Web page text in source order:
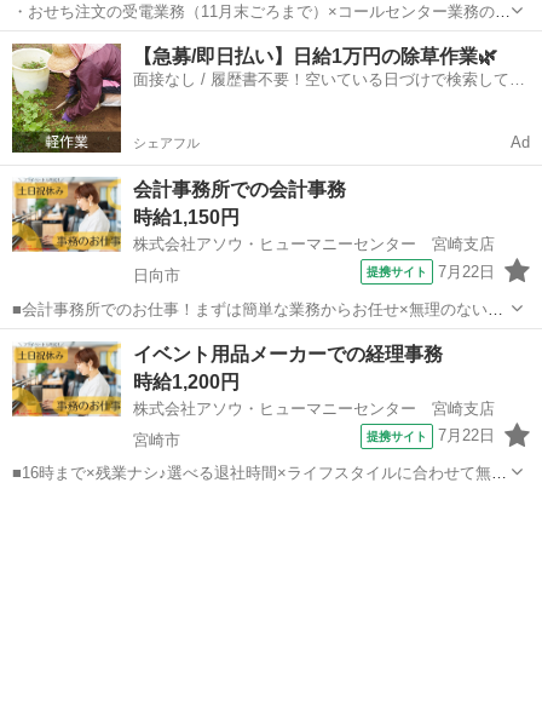
・おせち注文の受電業務（11月末ごろまで）×コールセンター業務の両
方に関われる！ ・「経験は浅いけど挑戦してみたい」そんな方も歓
迎！ ・ しっかりした研修があるので、安心して始められます♪ ・ 土
日祝はお休み♪ メリハリつけ...
宮崎 都城市 都城駅 電話対応
【急募/即日払い】日給1万円の除草作業🌿
面接なし / 履歴書不要！空いている日づけで検索して即
シェアフル Ad
会計事務所での会計事務
時給1,150円
株式会社アソウ・ヒューマニーセンター 宮崎支店
日向市
提携サイト 7月22日
■会計事務所でのお仕事！まずは簡単な業務からお任せ×無理のないペ
ースで安心スタート◎働きながらスキルアップできます♪■日祝お休み
×土曜休みの相談可能！■日向市新生町エリア×車通勤OK！無料駐車場
があり便利◎ 【お仕事内容】...
宮崎 日向市 一般事務
イベント用品メーカーでの経理事務
時給1,200円
株式会社アソウ・ヒューマニーセンター 宮崎支店
宮崎市
提携サイト 7月22日
■16時まで×残業ナシ♪選べる退社時間×ライフスタイルに合わせて無理